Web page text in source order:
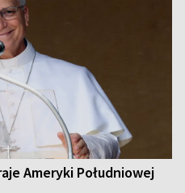
Ameryki Południowej